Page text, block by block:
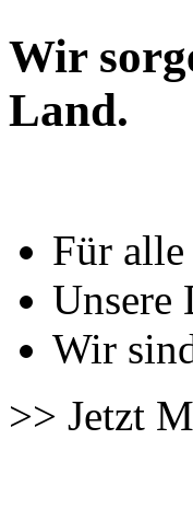
Wir
Land.
Für alle
Unsere
Wir
>> Jetzt